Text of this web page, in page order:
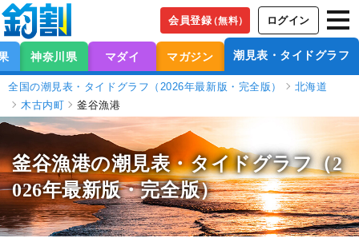
会員登録（無料） ログイン
神奈川県 マダイ マガジン 潮見表・タイドグラフ
全国の潮見表・タイドグラフ（2026年最新版・完全版）
北海道
木古内町
釜谷漁港
釜谷漁港の潮見表・タイドグラフ（2
026年最新版・完全版）